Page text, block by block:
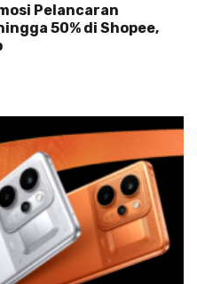
Pelancaran
50% di Shopee,